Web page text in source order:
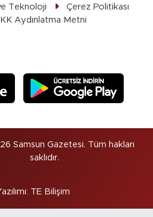
Teknoloji
Çerez Politikası
Aydınlatma Metni
Samsun Gazetesi. Tüm hakları
saklıdır.
: TE Bilişim